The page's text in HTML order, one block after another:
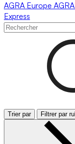
AGRA Europe AGRA
Express
Trier par Filtrer par